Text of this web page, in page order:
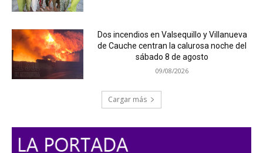
Dos incendios en Valsequillo y Villanueva
de Cauche centran la calurosa noche del
sábado 8 de agosto
09/08/2026
Cargar más